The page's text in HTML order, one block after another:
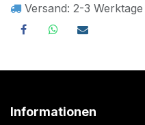
Versand: 2-3 Werktage
Informationen